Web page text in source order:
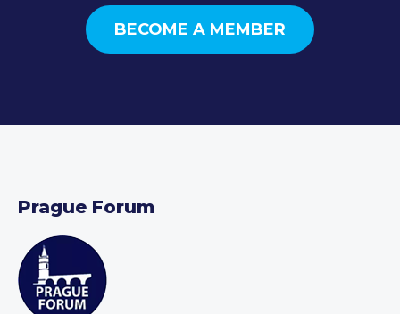
BECOME A MEMBER
Prague Forum